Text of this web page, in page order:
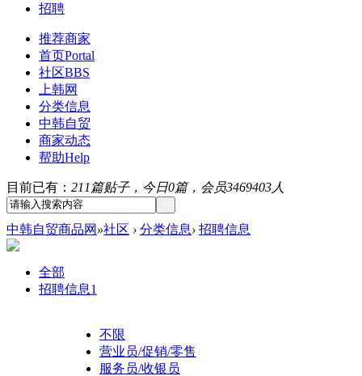
招聘
推荐商家
首页Portal
社区BBS
上韩网
分类信息
中韩自贸
商家动态
帮助Help
目前已有： 211篇贴子，今日0篇，会员3469403人
中韩自贸商品网 »社区 › 分类信息› 招聘信息
全部
招聘信息1
不限
营业员/促销/零售
服务员/收银员